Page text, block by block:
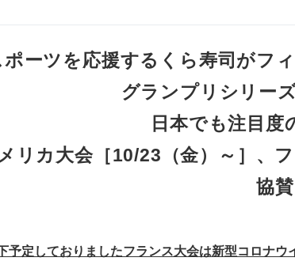
ポーツを応援するくら寿司がフ
グランプリシリー
日本でも注目度
リカ大会［10/23（金）～］、
協賛
予定しておりましたフランス大会は新型コロナウ